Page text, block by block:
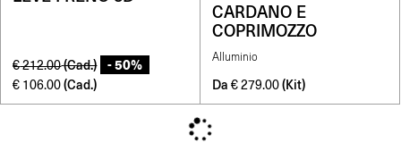
€212.00(Cad.) - 50%
€ 106.00 (Cad.)
CARDANO E
COPRIMOZZO
Alluminio
Da €279.00 (Kit)